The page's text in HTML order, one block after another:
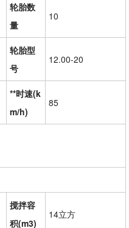
轮胎数
量
10
轮胎型
号
12.00-20
**时速(k
m/h)
85
搅拌容
积(m3)
14立方